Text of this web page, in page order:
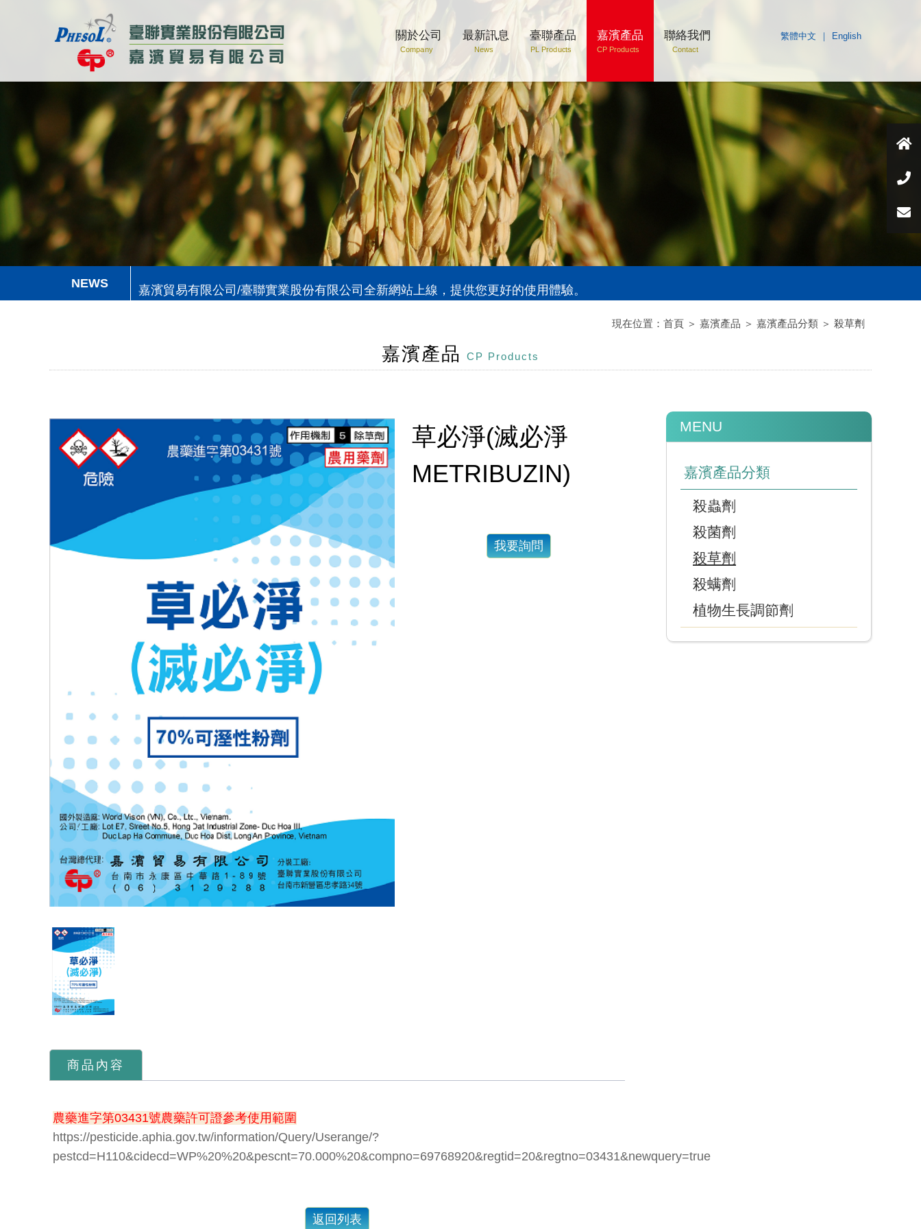
關於公司
Company
最新訊息
News
臺聯產品
PL Products
嘉濱產品
CP Products
聯絡我們
Contact
繁體中文 ｜ English
嘉濱貿易有限公司/臺聯實業股份有限公司全新網站上線，提供您更好的使用體驗。
嘉濱貿易有限公司/臺聯實業股份有限公司全新網站上線，提供您更好的使用體驗。
嘉濱產品 CP Products
現在位置： 首頁 ＞ 嘉濱產品 ＞ 嘉濱產品分類 ＞ 殺草劑
MENU
嘉濱產品分類
殺蟲劑
殺菌劑
殺草劑
殺螨劑
植物生長調節劑
草必淨(滅必淨
METRIBUZIN)
我要詢問
商品內容
農藥進字第03431號農藥許可證參考使用範圍
https://pesticide.aphia.gov.tw/information/Query/Userange/?
pestcd=H110&cidecd=WP%20%20&pescnt=70.000%20&compno=69768920&regtid=20&regtno=03431&newquery=true